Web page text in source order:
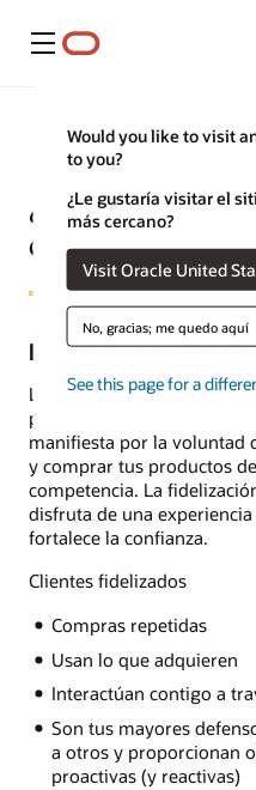
Menú
Would you like to visit
to you?
¿Le gustaría visitar el
más cercano?
Visit Oracle United
No, gracias; me quedo aquí
See this page for a
¿Qué es la
clientes?
Definición de
La fidelización del cliente
permanente entre tu
manifiesta por la voluntad
y comprar tus productos
competencia. La
disfruta de una
fortalece la confianza.
Clientes fidelizados
Compras repetidas
Usan lo que adquieren
Interactúan contigo a
Son tus mayores
a otros y proporcionan
proactivas (y reactivas)